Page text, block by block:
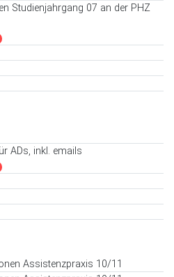
Studienjahrgang 07 an der PHZ
ADs, inkl. emails
Assistenzpraxis 10/11